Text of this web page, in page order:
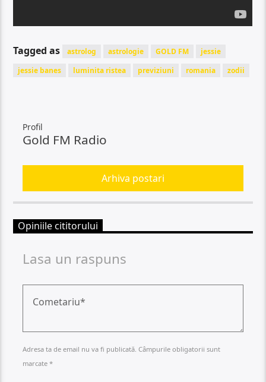
Tagged as astrolog astrologie GOLD FM
jessie
jessie banes
luminita ristea previziuni romania zodii
Profil
Gold FM Radio
Arhiva postari
Opiniile cititorului
Lasa un raspuns
Adresa ta de email nu va fi publicată. Câmpurile obligatorii sunt
marcate *